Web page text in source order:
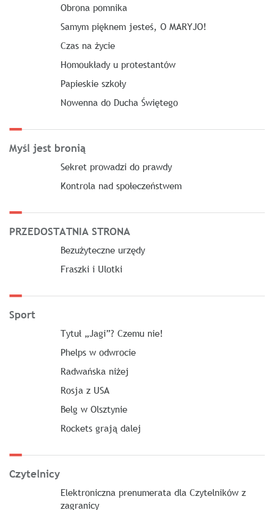
Obrona pomnika
Samym pięknem jesteś, O MARYJO!
Czas na życie
Homoukłady u protestantów
Papieskie szkoły
Nowenna do Ducha Świętego
Myśl jest bronią
Sekret prowadzi do prawdy
Kontrola nad społeczeństwem
PRZEDOSTATNIA STRONA
Bezużyteczne urzędy
Fraszki i Ulotki
Sport
Tytuł „Jagi”? Czemu nie!
Phelps w odwrocie
Radwańska niżej
Rosja z USA
Belg w Olsztynie
Rockets grają dalej
Czytelnicy
Elektroniczna prenumerata dla Czytelników z
zagranicy